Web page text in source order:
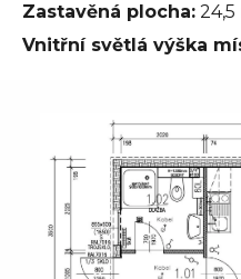
Zastavěná plocha: 24,5
Vnitřní světlá výška